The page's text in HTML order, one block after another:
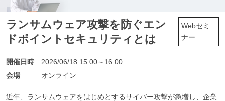
Webセミ
ナー
ランサムウェア攻撃を防ぐエン
ドポイントセキュリティとは
開催日時
2026/06/18 15:00～16:00
会場
オンライン
近年、ランサムウェアをはじめとするサイバー攻撃が急増し、企業